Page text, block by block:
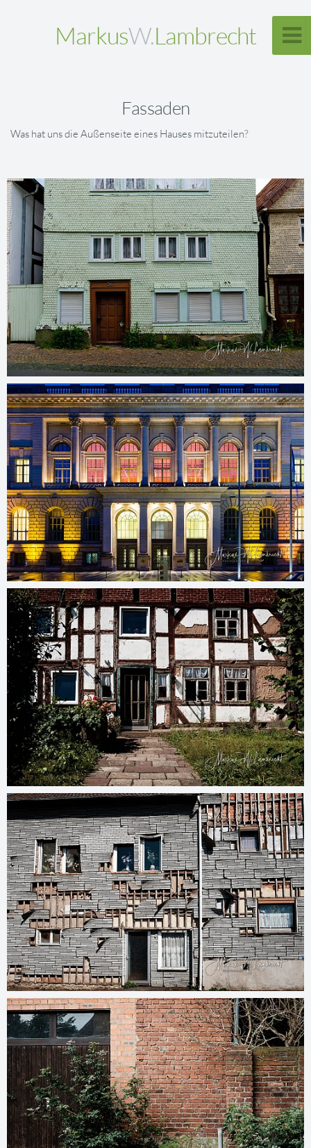
MarkusW.Lambrecht
Fassaden
Was hat uns die Außenseite eines Hauses mitzuteilen?